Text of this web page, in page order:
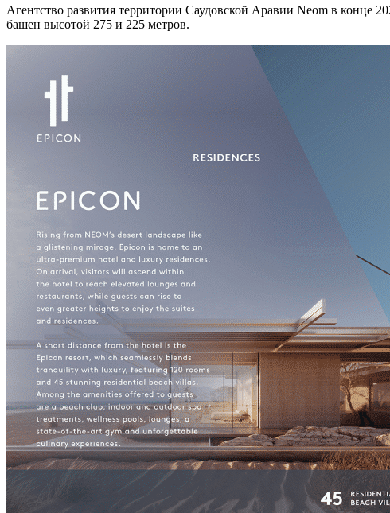
Агентство развития территории Саудовской Аравии Neom в конце
башен высотой 275 и 225 метров.